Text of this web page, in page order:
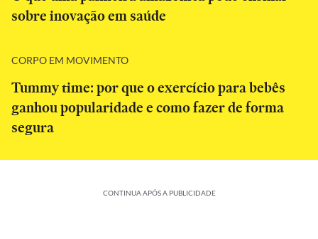
sobre inovação em saúde
CORPO EM MOVIMENTO
Tummy time: por que o exercício para bebês
ganhou popularidade e como fazer de forma
segura
CONTINUA APÓS A PUBLICIDADE